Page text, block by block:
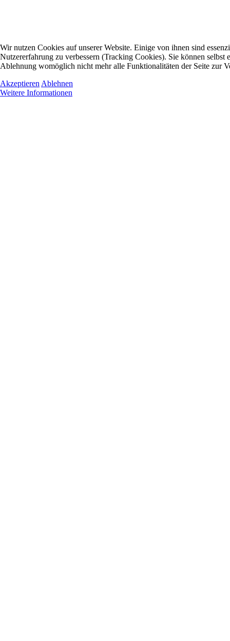
Wir nutzen Cookies auf unserer Website. Einige von ihnen sind
Nutzererfahrung zu verbessern (Tracking Cookies). Sie können selbst
Ablehnung womöglich nicht mehr alle Funktionalitäten der Seite zur
Akzeptieren Ablehnen
Weitere Informationen